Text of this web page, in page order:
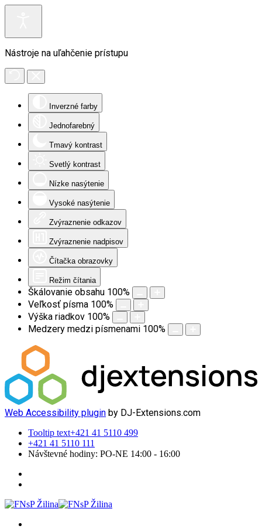
Nástroje na uľahčenie prístupu
Inverzné farby
Jednofarebný
Tmavý kontrast
Svetlý kontrast
Nízke nasýtenie
Vysoké nasýtenie
Zvýraznenie odkazov
Zvýraznenie nadpisov
Čítačka obrazovky
Režim čítania
Škálovanie obsahu 100%
Veľkosť písma 100%
Výška riadkov 100%
Medzery medzi písmenami 100%
Web Accessibility plugin by DJ-Extensions.com
Tooltip text+421 41 5110 499
+421 41 5110 111
Návštevné hodiny: PO-NE 14:00 - 16:00